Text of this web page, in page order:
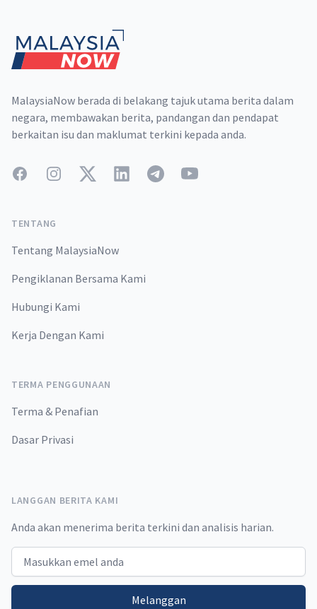
MalaysiaNow berada di belakang tajuk utama berita dalam
negara, membawakan berita, pandangan dan pendapat
berkaitan isu dan maklumat terkini kepada anda.
FacebookInstagramTwitterLinkedInTelegramYouTube
TENTANG
Tentang MalaysiaNow
Pengiklanan Bersama Kami
Hubungi Kami
Kerja Dengan Kami
TERMA PENGGUNAAN
Terma & Penafian
Dasar Privasi
LANGGAN BERITA KAMI
Anda akan menerima berita terkini dan analisis harian.
Email address
Melanggan